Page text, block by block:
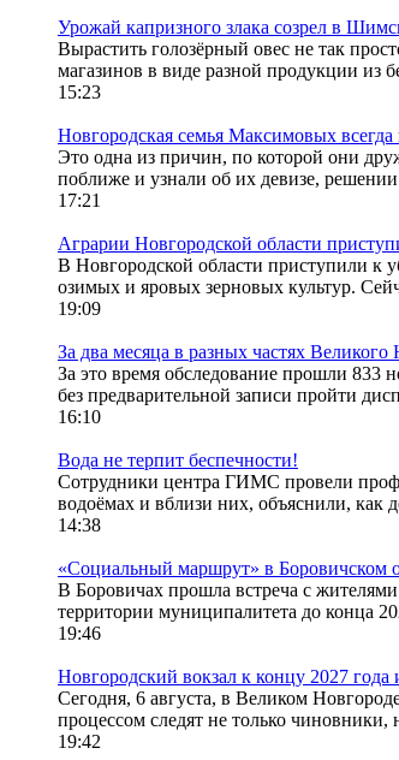
Урожай капризного злака созрел в
Вырастить голозёрный овес не так
магазинов в виде разной продукции из
15:23
Новгородская семья Максимовых
Это одна из причин, по которой они
поближе и узнали об их девизе,
17:21
Аграрии Новгородской области
В Новгородской области приступили к
озимых и яровых зерновых культур.
19:09
За два месяца в разных частях
За это время обследование прошли 833
без предварительной записи пройти
16:10
Вода не терпит беспечности!
Сотрудники центра ГИМС провели
водоёмах и вблизи них, объяснили, как
14:38
«Социальный маршрут» в Боровичском
В Боровичах прошла встреча с
территории муниципалитета до конца
19:46
Новгородский вокзал к концу 2027 года
Сегодня, 6 августа, в Великом
процессом следят не только
19:42